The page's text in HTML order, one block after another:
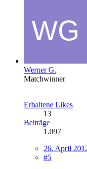
Werner G.
Matchwinner
Erhaltene Likes
13
Beiträge
1.097
26. April
#5